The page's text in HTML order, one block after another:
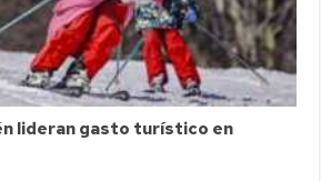
lideran gasto turístico en